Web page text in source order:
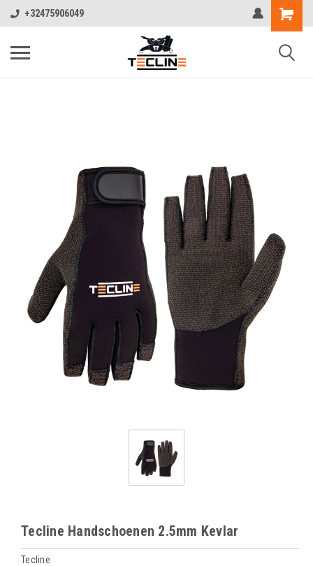
+32475906049
Tecline Handschoenen 2.5mm Kevlar
Tecline